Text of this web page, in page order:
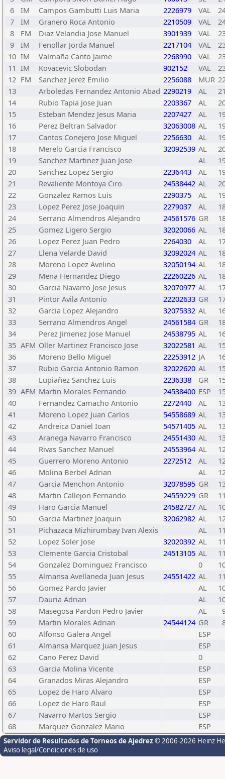
6
IM Campos Gambutti Luis Maria 2226979 VAL
7
IM Granero Roca Antonio 2210509 VAL
8
FM Diaz Velandia Jose Manuel 3901939 VAL
9
IM Fenollar Jorda Manuel 2217104 VAL
10 IM Valmaña Canto Jaime 2268990 VAL
11 IM Kovacevic Slobodan 902152 VAL
12 FM Sanchez Jerez Emilio 2256088 MUR
13
Arboledas Fernandez Antonio Abad 2290219 AL
14
Rubio Tapia Jose Juan 2203367 AL
15
Esteban Mendez Jesus Maria 2207427 AL
16
Perez Beltran Salvador 32063008 AL
17
Cantos Conejero Jose Miguel 2256630 AL
18
Merelo Garcia Francisco 32092539 AL
19
Sanchez Martinez Juan Jose AL
20
Sanchez Lopez Sergio 2236443 AL
21
Revaliente Montoya Ciro 24538442 AL
22
Gonzalez Ramos Luis 2290375 AL
23
Lopez Perez Jose Joaquin 2279037 AL
24
Serrano Almendros Alejandro 24561576 GR
25
Gomez Ligero Sergio 32020066 AL
26
Lopez Perez Juan Pedro 2264030 AL
27
Llena Velarde David 32092024 AL
28
Moreno Lopez Avelino 32050194 AL
29
Mena Hernandez Diego 22260226 AL
30
Garcia Navarro Jose Jesus 32070977 AL
31
Pintor Avila Antonio 22202633 GR
32
Garcia Lopez Alejandro 32075332 AL
33
Serrano Almendros Angel 24561584 GR
34
Perez Jimenez Jose Manuel 24538795 AL
35 AFM Oller Martinez Francisco Jose 32022581 AL
36
Moreno Bello Miguel 22253912 JA
37
Rubio Garcia Antonio Ramon 32022620 AL
38
Lupiañez Sanchez Luis 2236338 GR
39 AFM Martin Morales Fernando 24538400 ESP
40
Fernandez Camacho Antonio 2272440 AL
41
Moreno Lopez Juan Carlos 54558689 AL
42
Andreica Daniel Ioan 54571405 AL
43
Aranega Navarro Francisco 24551430 AL
44
Rivas Sanchez Manuel 24553964 AL
45
Guerrero Moreno Antonio 2272512 AL
46
Molina Berbel Adrian AL
47
Garcia Menchon Antonio 32078595 GR
48
Martin Callejon Fernando 24559229 GR
49
Haro Garcia Manuel 24582727 AL
50
Garcia Martinez Joaquin 32062982 AL
51
Pichazaca Mizhirumbay Ivan Alexis AL
52
Lopez Soler Jose 32020392 AL
53
Clemente Garcia Cristobal 24513105 AL
54
Gonzalez Dominguez Francisco 0
55
Almansa Avellaneda Juan Jesus 24551422 AL
56
Gomez Pardo Javier AL
57
Dauria Adrian AL
58
Masegosa Pardon Pedro Javier AL
59
Martin Morales Adrian 24544124 GR
60
Alfonso Galera Angel
ESP
61
Almansa Marquez Juan Jesus
ESP
62
Cano Perez David
0
63
Garcia Molina Vicente
ESP
64
Granados Miras Alejandro
ESP
65
Lopez de Haro Alvaro
ESP
66
Lopez de Haro Raul
ESP
67
Navarro Martos Sergio
ESP
68
Marquez Gonzalez Mario ESP
Servidor de Resultados de Torneos de Ajedrez © 2006-2026 Heinz
Aviso legal/Condiciones de uso